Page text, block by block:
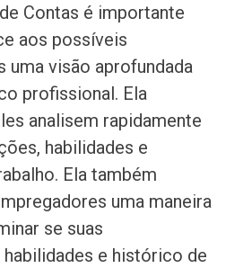
Contas é importante
aos possíveis
uma visão aprofundada
profissional. Ela
analisem rapidamente
habilidades e
Ela também
uma maneira
se suas
e histórico de